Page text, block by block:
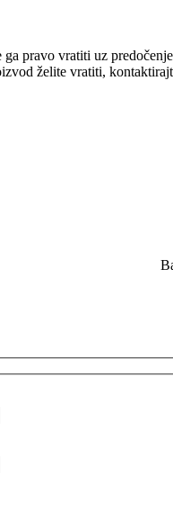
pravo vratiti uz
želite vratiti,